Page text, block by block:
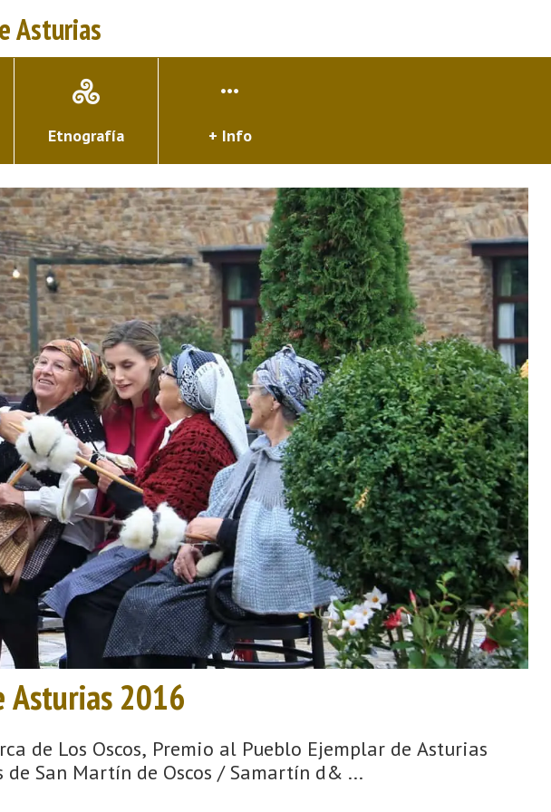
Asturias
Etnografía + Info
Asturias 2016
de Los Oscos, Premio al Pueblo Ejemplar de Asturias
de San Martín de Oscos / Samartín d& ...